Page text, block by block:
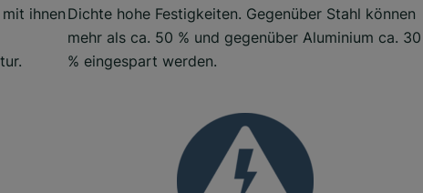
ihnen Dichte hohe Festigkeiten. Gegenüber Stahl können
mehr als ca. 50 % und gegenüber Aluminium ca. 30
% eingespart werden.